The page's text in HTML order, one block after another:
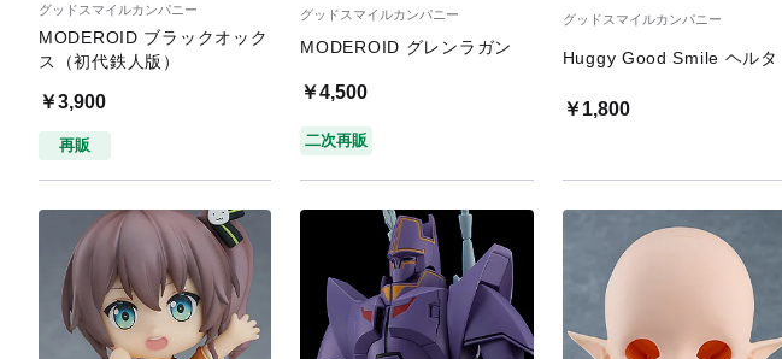
グッドスマイルカンパニー
MODEROID ブラックオック
ス（初代鉄人版）
￥3,900
再販
グッドスマイルカンパニー
MODEROID グレンラガン
￥4,500
二次再販
グッドスマイルカンパニー
Huggy Good Smile ヘルタ
￥1,800